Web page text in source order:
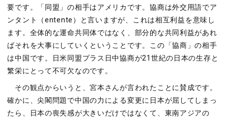
要です。「同盟」の相手はアメリカです。協商は外交用語でア
ンタント（entente）と言いますが、これは相互利益を意味し
ます。全体的な運命共同体ではなく、部分的な共同利益があれ
ばそれを大事にしていくということです。この「協商」の相手
は中国です。日米同盟プラス日中協商が21世紀の日本の生存と
繁栄にとって不可欠なのです。
その観点からいうと、宮本さんが言われたことに賛成です。
確かに、尖閣問題で中国の力による変更に日本が屈してしまっ
たら、日本の喪失感が大きいだけではなくて、東南アジアの